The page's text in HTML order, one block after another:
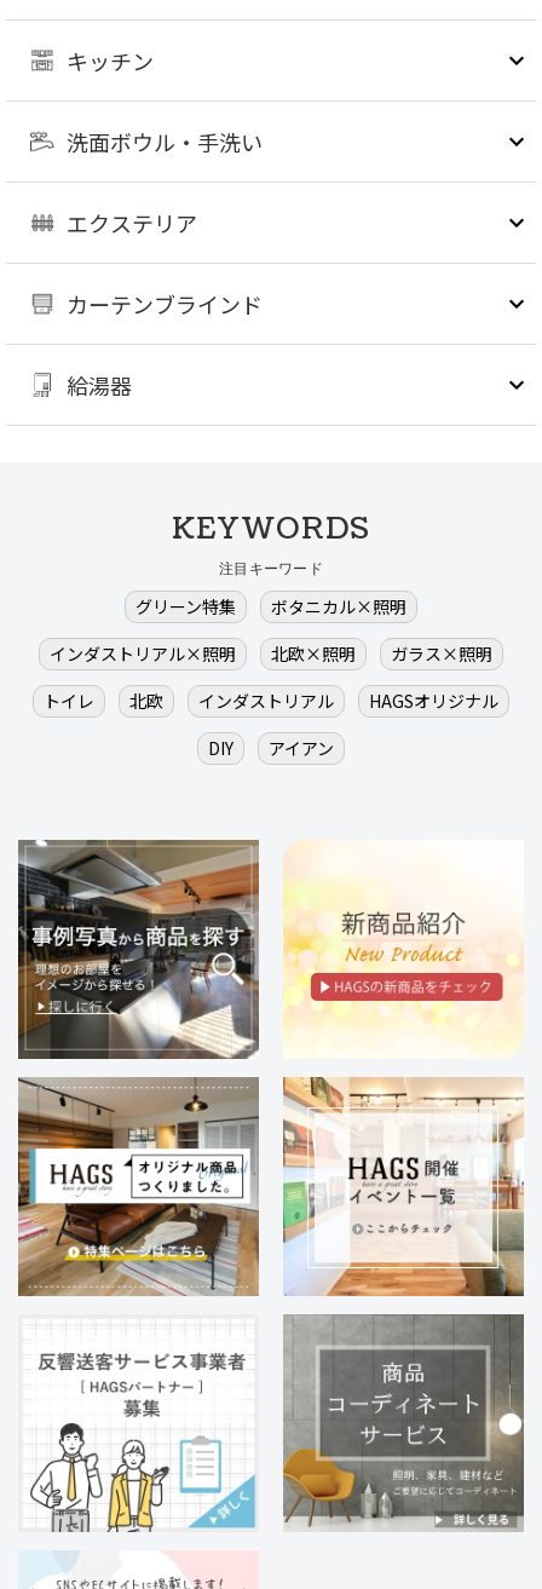
キッチン
洗面ボウル・手洗い
エクステリア
カーテンブラインド
給湯器
KEYWORDS
注目キーワード
グリーン特集
ボタニカル×照明
インダストリアル×照明
北欧×照明
ガラス×照明
トイレ
北欧 インダストリアル
HAGSオリジナル
DIY
アイアン